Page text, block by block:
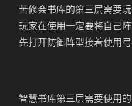
苦修会书库的第三层需要
玩家在使用一定要将自己
先打开防御阵型接着使用
智慧书库第三层需要使用